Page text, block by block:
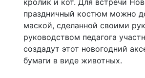
праздничный костюм можно
маской, сделанной своими
руководством педагога
создадут этот новогодний
бумаги в виде животных.